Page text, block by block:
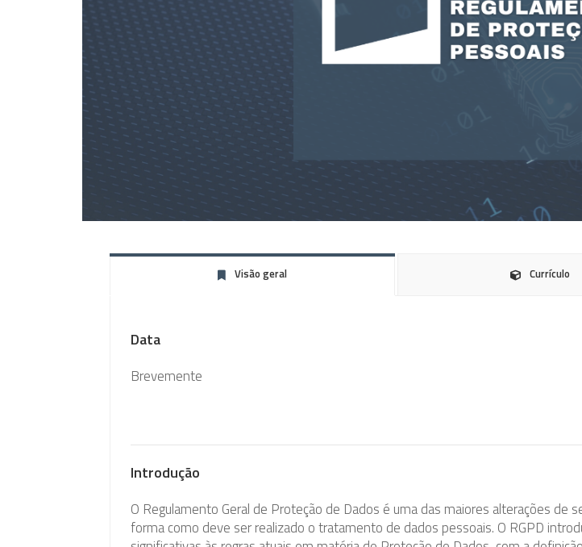
Visão geral Currículo
Data
Brevemente
Introdução
O Regulamento Geral de Proteção de Dados é uma das maiores alterações de
forma como deve ser realizado o tratamento de dados pessoais. O RGPD